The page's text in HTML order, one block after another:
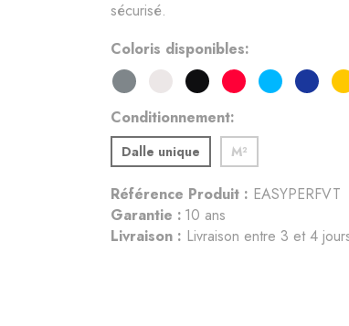
Coloris disponibles
Conditionnement
Dalle unique M²
Référence Produit : EASYPERFVT
Garantie : 10 ans
Livraison : Livraison entre 3 et 4